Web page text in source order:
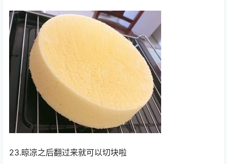
23.晾凉之后翻过来就可以切块啦